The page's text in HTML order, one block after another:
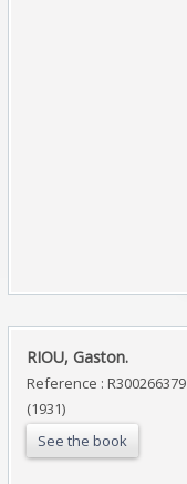
‎RIOU, Gaston.‎
Reference : R300266379
(1931)
See the book